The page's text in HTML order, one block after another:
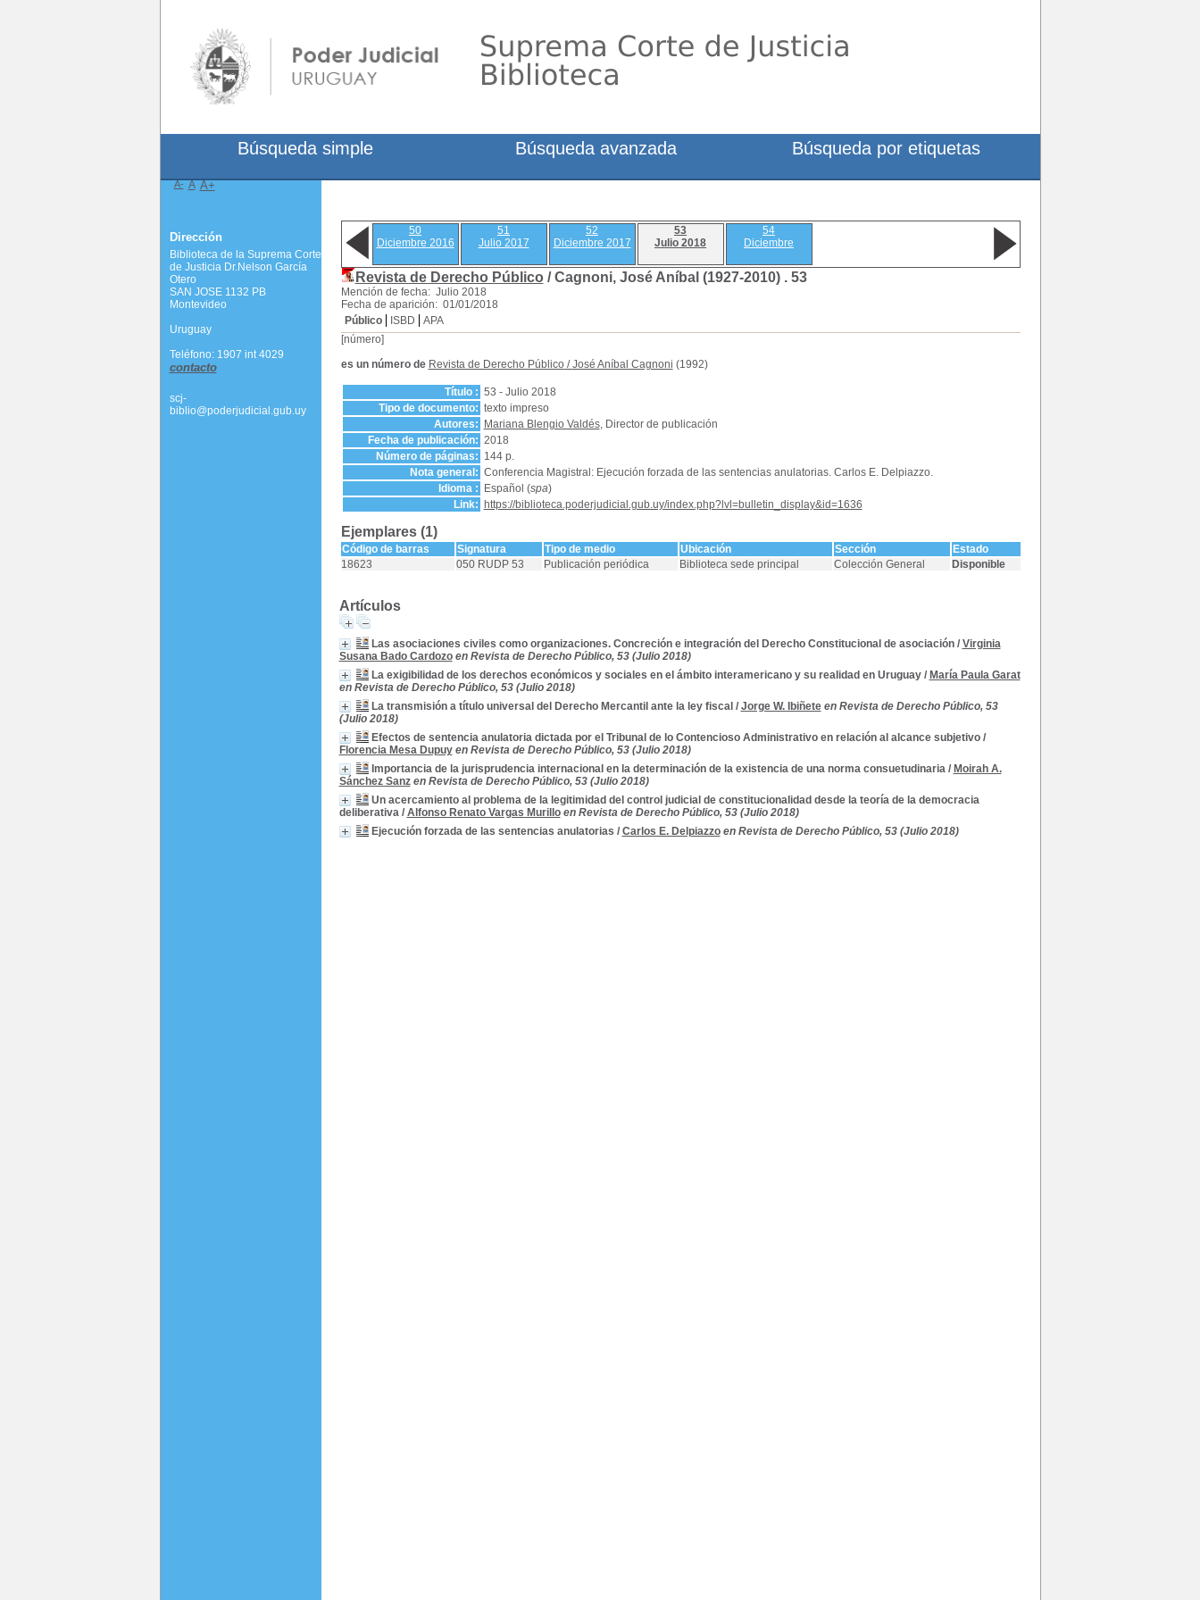
50
Diciembre 2016
51
Julio 2017
52
Diciembre 2017
53
Julio 2018
54
Diciembre
Revista de Derecho Público / Cagnoni, José Aníbal (1927-2010) . 53
Mención de fecha: Julio 2018
Fecha de aparición: 01/01/2018
Público
ISBD
APA
[número]
es un número de Revista de Derecho Público/José Aníbal Cagnoni (1992)
Título : 53 - Julio 2018
Tipo de documento: texto impreso
Autores:
Mariana Blengio Valdés, Director de publicación
Fecha de publicación: 2018
Número de páginas: 144 p.
Nota general: Conferencia Magistral: Ejecución forzada de las sentencias anulatorias. Carlos E. Delpiazzo.
Idioma :
Español (spa)
Link:
https://biblioteca.poderjudicial.gub.uy/index.php?lvl=bulletin_display&id=1636
Ejemplares (1)
Código de barras Signatura Tipo de medio Ubicación Sección
Estado
18623
050 RUDP 53 Publicación periódica Biblioteca sede principal Colección General Disponible
Artículos
Las asociaciones civiles como organizaciones. Concreción e integración del Derecho Constitucional de asociación/ Virginia
Susana Bado Cardozo en Revista de Derecho Público, 53 (Julio 2018)
La exigibilidad de los derechos económicos y sociales en el ámbito interamericano y su realidad en Uruguay/ María Paula Garat
en Revista de Derecho Público, 53 (Julio 2018)
La transmisión a título universal del Derecho Mercantil ante la ley fiscal / Jorge W. Ibiñete en Revista de Derecho Público, 53
(Julio 2018)
Efectos de sentencia anulatoria dictada por el Tribunal de lo Contencioso Administrativo en relación al alcance subjetivo/
Florencia Mesa Dupuy en Revista de Derecho Público, 53 (Julio 2018)
Importancia de la jurisprudencia internacional en la determinación de la existencia de una norma consuetudinaria/ Moirah A.
Sánchez Sanz en Revista de Derecho Público, 53 (Julio 2018)
Un acercamiento al problema de la legitimidad del control judicial de constitucionalidad desde la teoría de la democracia
deliberativa/ Alfonso Renato Vargas Murillo en Revista de Derecho Público, 53 (Julio 2018)
Ejecución forzada de las sentencias anulatorias / Carlos E. Delpiazzo en Revista de Derecho Público, 53 (Julio 2018)
Búsqueda simple Búsqueda avanzada Búsqueda por etiquetas
A- A A+
Dirección
Biblioteca de la Suprema Corte
de Justicia Dr.Nelson García
Otero
SAN JOSE 1132 PB
Montevideo
Uruguay
Teléfono: 1907 int 4029
contacto
scj-
biblio@poderjudicial.gub.uy